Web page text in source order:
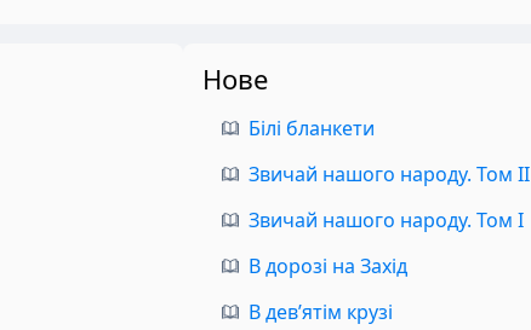
Нове
Білі бланкети
Звичай нашого народу. Том II
Звичай нашого народу. Том I
В дорозі на Захід
В дев’ятім крузі